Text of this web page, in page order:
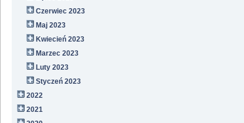
Czerwiec 2023
Maj 2023
Kwiecień 2023
Marzec 2023
Luty 2023
Styczeń 2023
2022
2021